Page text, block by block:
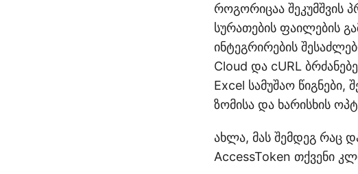
როგორიცაა შეკუმშვის
სურათების ფაილების
ინტეგრირების
Cloud და cURL
Excel სამუშაო
ზომისა და ხარისხის
ახლა, მას შემდეგ რაც
AccessToken თქვენი